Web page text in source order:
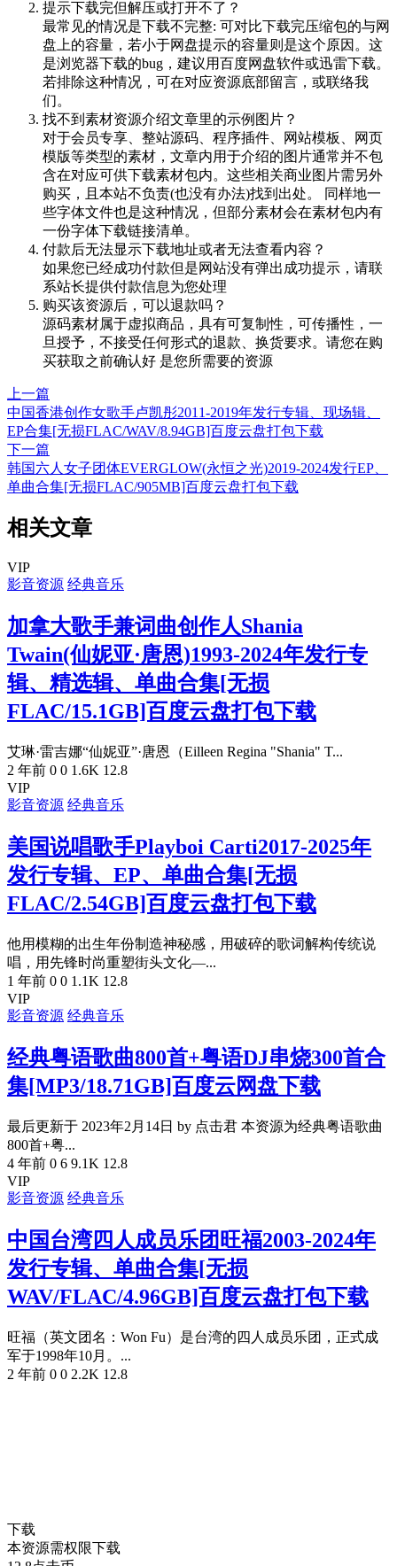
提示下载完但解压或打开不了？
最常见的情况是下载不完整: 可对比下载完压缩包的与网
盘上的容量，若小于网盘提示的容量则是这个原因。这
是浏览器下载的bug，建议用百度网盘软件或迅雷下载。
若排除这种情况，可在对应资源底部留言，或联络我
们。
找不到素材资源介绍文章里的示例图片？
对于会员专享、整站源码、程序插件、网站模板、网页
模版等类型的素材，文章内用于介绍的图片通常并不包
含在对应可供下载素材包内。这些相关商业图片需另外
购买，且本站不负责(也没有办法)找到出处。 同样地一
些字体文件也是这种情况，但部分素材会在素材包内有
一份字体下载链接清单。
付款后无法显示下载地址或者无法查看内容？
如果您已经成功付款但是网站没有弹出成功提示，请联
系站长提供付款信息为您处理
购买该资源后，可以退款吗？
源码素材属于虚拟商品，具有可复制性，可传播性，一
旦授予，不接受任何形式的退款、换货要求。请您在购
买获取之前确认好 是您所需要的资源
上一篇
中国香港创作女歌手卢凯彤2011-2019年发行专辑、现场辑、
EP合集[无损FLAC/WAV/8.94GB]百度云盘打包下载
下一篇
韩国六人女子团体EVERGLOW(永恒之光)2019-2024发行EP、
单曲合集[无损FLAC/905MB]百度云盘打包下载
相关文章
VIP
影音资源 经典音乐
加拿大歌手兼词曲创作人Shania
Twain(仙妮亚·唐恩)1993-2024年发行专
辑、精选辑、单曲合集[无损
FLAC/15.1GB]百度云盘打包下载
艾琳·雷吉娜“仙妮亚”·唐恩（Eilleen Regina "Shania" T...
2 年前 0 0 1.6K 12.8
VIP
影音资源 经典音乐
美国说唱歌手Playboi Carti2017-2025年
发行专辑、EP、单曲合集[无损
FLAC/2.54GB]百度云盘打包下载
他用模糊的出生年份制造神秘感，用破碎的歌词解构传统说
唱，用先锋时尚重塑街头文化—...
1 年前 0 0 1.1K 12.8
VIP
影音资源 经典音乐
经典粤语歌曲800首+粤语DJ串烧300首合
集[MP3/18.71GB]百度云网盘下载
最后更新于 2023年2月14日 by 点击君 本资源为经典粤语歌曲
800首+粤...
4 年前 0 6 9.1K 12.8
VIP
影音资源 经典音乐
中国台湾四人成员乐团旺福2003-2024年
发行专辑、单曲合集[无损
WAV/FLAC/4.96GB]百度云盘打包下载
旺福（英文团名：Won Fu）是台湾的四人成员乐团，正式成
军于1998年10月。...
2 年前 0 0 2.2K 12.8
下载
本资源需权限下载